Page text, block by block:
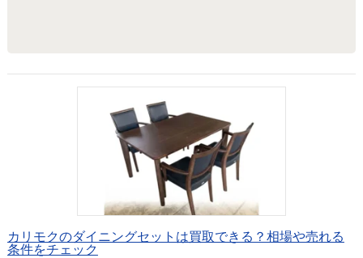
カリモクのダイニングセットは買取できる？相場や売れる
条件をチェック